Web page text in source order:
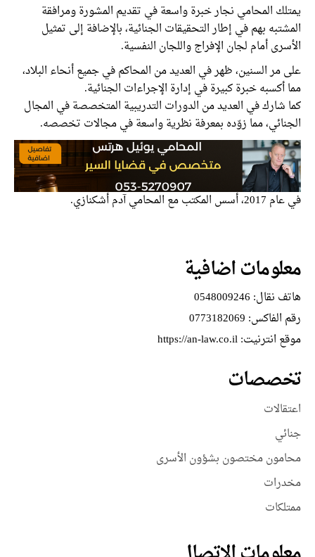
يمتلك المحامي نجار خبرة واسعة في تقديم المشورة ومرافقة
المشتبه بهم في إطار التحقيقات الجنائية، بالإضافة إلى تمثيل
الأسرى أمام لجان الإفراج واللجان النفسية.
على مر السنين، ظهر في العديد من المحاكم في جميع أنحاء البلاد،
مما أكسبه خبرة كبيرة في إدارة الإجراءات الجنائية.
كما شارك في العديد من الدورات التدريبية المتخصصة في المجال
الجنائي، مما زوّده بمعرفة نظرية واسعة في مجالات تخصصه.
في عام 2017، أسس المكتب مع المحامي آدم أشكنازي.
معلومات اضافية
هاتف نقال: 0548009246
رقم الفاكس: 0773182069
موقع انترنيت:https://an-law.co.il
تخصصات
اعتقالات
جنائي
محامون مختصون بشؤون الأسرى
مخدرات
ممتلكات